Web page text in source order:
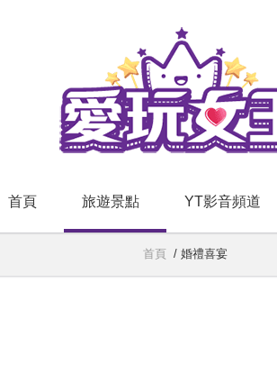
首頁 旅遊景點 YT影音頻道
首頁 / 婚禮喜宴